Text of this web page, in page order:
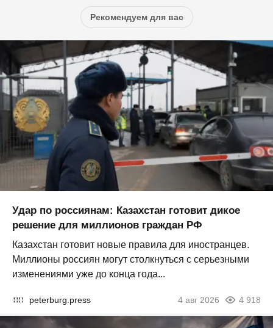
Рекомендуем для вас
Удар по россиянам: Казахстан готовит дикое
решение для миллионов граждан РФ
Казахстан готовит новые правила для иностранцев.
Миллионы россиян могут столкнуться с серьезными
изменениями уже до конца года...
peterburg.press 4 авг 2026 4 918